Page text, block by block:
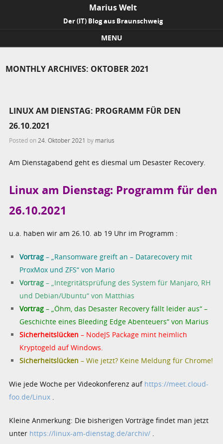
Marius Welt
Der (IT) Blog aus Braunschweig
MENU
MONTHLY ARCHIVES: OKTOBER 2021
LINUX AM DIENSTAG: PROGRAMM FÜR DEN
26.10.2021
Posted on 24. Oktober 2021 by marius
Am Dienstagabend geht es diesmal um Desaster Recovery.
Linux am Dienstag: Programm für den
26.10.2021
u.a. haben wir am 26.10. ab 19 Uhr im Programm :
Vortrag – „Ransomware greift an – Datarecovery mit
ProxMox und ZFS“ von Mario
Vortrag – „Integritätsprüfung des System für Manjaro, RH
und Debian/Ubuntu“ von Matthias
Vortrag – „Öhm, das Desaster Recovery fällt leider aus“ –
Geschichte eines Bleeding Edge Abenteuers“ von Marius
Sicherheitslücken – NodeJS Package mint heimlich
Kryptogeld auf Windows.
Sicherheitslücken – Wie jetzt? Keine Meldung für Chrome!
Wie jede Woche per Videokonferenz auf https://meet.cloud-
foo.de/Linux .
Kleine Anmerkung: Die bisherigen Vorträge findet man jetzt
unter https://linux-am-dienstag.de/archiv/ .